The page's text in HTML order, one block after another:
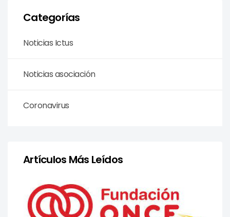
Categorías
Noticias Ictus
Noticias asociación
Coronavirus
Artículos Más Leídos